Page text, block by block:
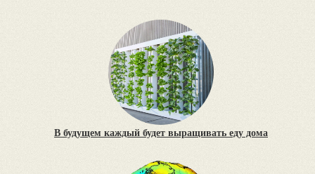
В будущем каждый будет выращивать еду дома